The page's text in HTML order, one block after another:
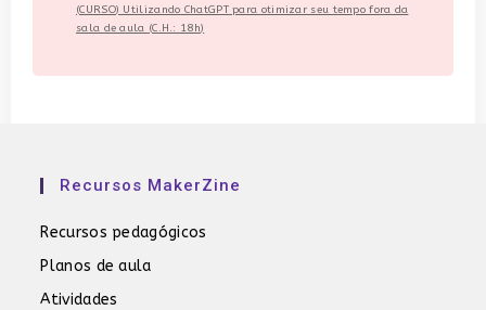
(CURSO) Utilizando ChatGPT para otimizar seu tempo fora da
sala de aula (C.H.: 18h)
Recursos MakerZine
Recursos pedagógicos
Planos de aula
Atividades